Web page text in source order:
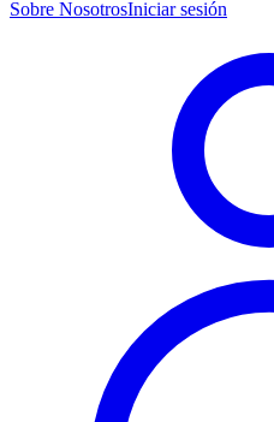
Sobre NosotrosIniciar sesión